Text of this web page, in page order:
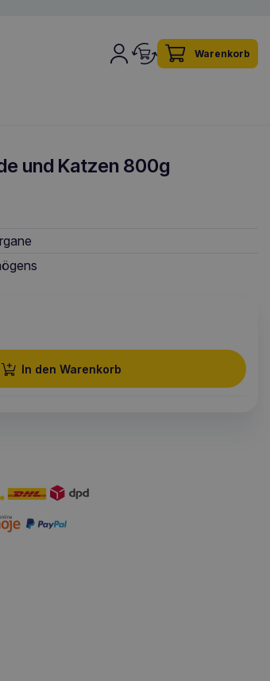
Warenkorb
und Katzen 800g
In den Warenkorb